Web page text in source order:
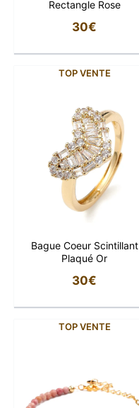
Rectangle Rose
30€
TOP VENTE
Bague Coeur Scintillant
Plaqué Or
30€
TOP VENTE